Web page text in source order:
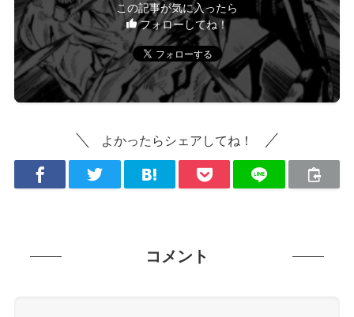
この記事が気に入ったら
フォローしてね！
よかったらシェアしてね！
コメント